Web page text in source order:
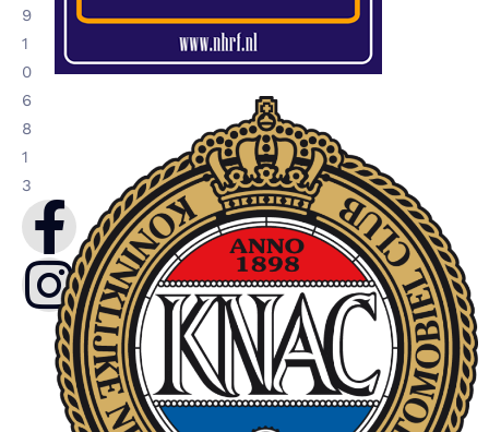
9
1
0
6
8
1
3